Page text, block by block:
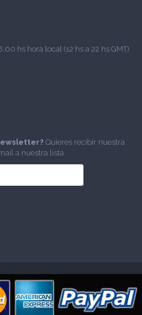
hs hora local (12 hs a 22 hs GMT)
Quieres recibir nuestra
a nuestra lista